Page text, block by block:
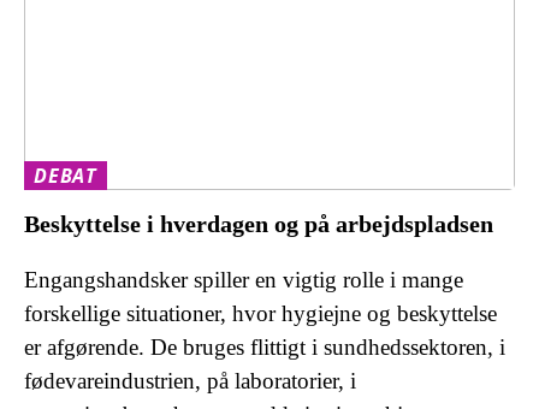
DEBAT
Beskyttelse i hverdagen og på arbejdspladsen
Engangshandsker spiller en vigtig rolle i mange
forskellige situationer, hvor hygiejne og beskyttelse
er afgørende. De bruges flittigt i sundhedssektoren, i
fødevareindustrien, på laboratorier, i